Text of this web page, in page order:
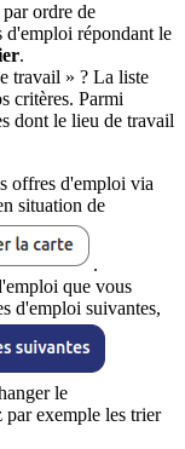
ordre de
d'emploi répondant le
.
travail » ? La liste
critères. Parmi
dont le lieu de travail
offres d'emploi via
situation de
.
que vous
d'emploi suivantes,
le
par exemple les trier